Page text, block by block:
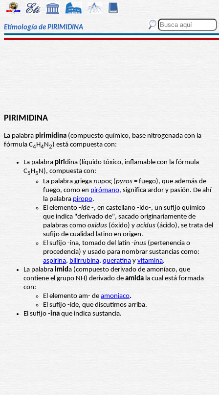
Etimología de PIRIMIDINA
PIRIMIDINA
La palabra pirimidina (compuesto químico, base nitrogenada con la
fórmula C4H4N2) está compuesta con:
La palabra piridina (líquido tóxico, inflamable con la fórmula
C5H5N), compuesta con:
La palabra griega πυρος (pyros = fuego), que además de
fuego, como en pirómano, significa ardor y pasión. De ahí
la palabra piropo.
El elemento -ide -, en castellano -ido-, un sufijo químico
que indica "derivado de", sacado originariamente de
palabras como oxidus (óxido) y acidus (ácido), se trata del
sufijo de cualidad latino en origen.
El sufijo -ina, tomado del latín -inus (pertenencia o
procedencia) y usado para nombrar sustancias como:
aspirina, bilirrubina, queratina y vitamina.
La palabra imida (compuesto derivado de amoníaco, que
contiene el grupo NH) derivado de amida la cual está formada
con:
El elemento am- de amoniaco.
El sufijo -ide, que discutimos arriba.
El sufijo -ina que indica sustancia.